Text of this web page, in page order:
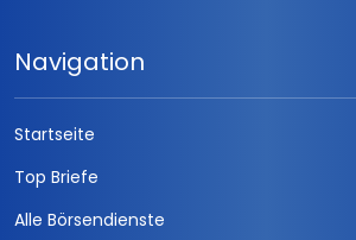
Navigation
Startseite
Top Briefe
Alle Börsendienste